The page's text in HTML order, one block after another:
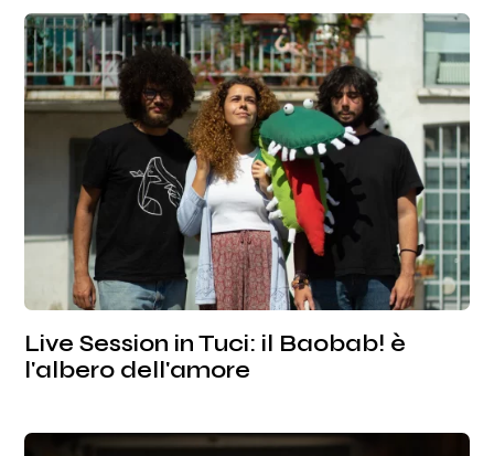
Live Session in Tuci: il Baobab! è
l'albero dell'amore